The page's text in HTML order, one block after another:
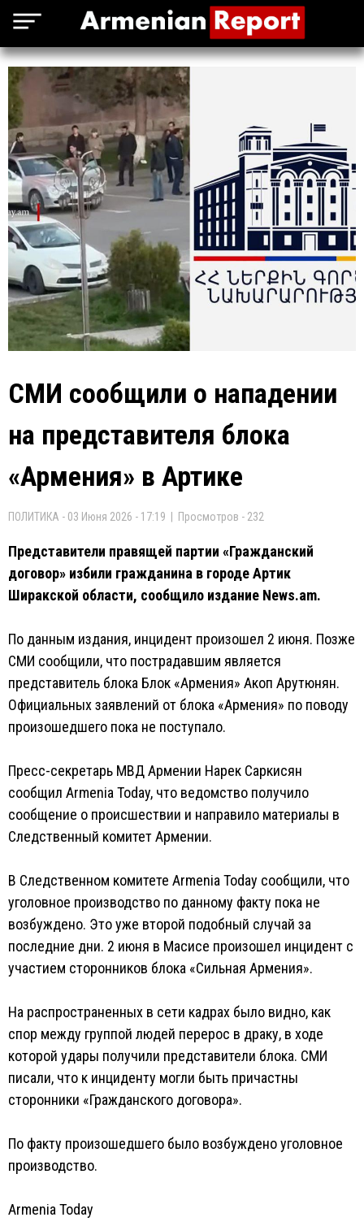
СМИ сообщили о нападении
на представителя блока
«Армения» в Артике
ПОЛИТИКА - 03 Июня 2026 - 17:19 | Просмотров - 232
Представители правящей партии «Гражданский
договор» избили гражданина в городе Артик
Ширакской области, сообщило издание News.am.
По данным издания, инцидент произошел 2 июня. Позже
СМИ сообщили, что пострадавшим является
представитель блока Блок «Армения» Акоп Арутюнян.
Официальных заявлений от блока «Армения» по поводу
произошедшего пока не поступало.
Пресс-секретарь МВД Армении Нарек Саркисян
сообщил Armenia Today, что ведомство получило
сообщение о происшествии и направило материалы в
Следственный комитет Армении.
В Следственном комитете Armenia Today сообщили, что
уголовное производство по данному факту пока не
возбуждено. Это уже второй подобный случай за
последние дни. 2 июня в Масисе произошел инцидент с
участием сторонников блока «Сильная Армения».
На распространенных в сети кадрах было видно, как
спор между группой людей перерос в драку, в ходе
которой удары получили представители блока. СМИ
писали, что к инциденту могли быть причастны
сторонники «Гражданского договора».
По факту произошедшего было возбуждено уголовное
производство.
Armenia Today